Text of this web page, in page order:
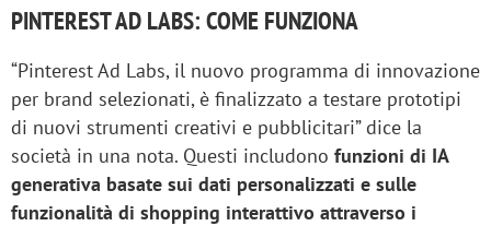
PINTEREST AD LABS: COME FUNZIONA
“Pinterest Ad Labs, il nuovo programma di innovazione
per brand selezionati, è finalizzato a testare prototipi
di nuovi strumenti creativi e pubblicitari” dice la
società in una nota. Questi includono funzioni di IA
generativa basate sui dati personalizzati e sulle
funzionalità di shopping interattivo attraverso i